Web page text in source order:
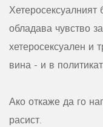
Хетеросексуалният
обладава чувство
хетеросексуален и
вина - и в
Ако откаже да го
расист.